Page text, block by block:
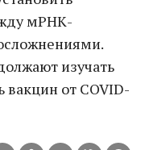
мРНК-
изучать
вакцин от COVID-